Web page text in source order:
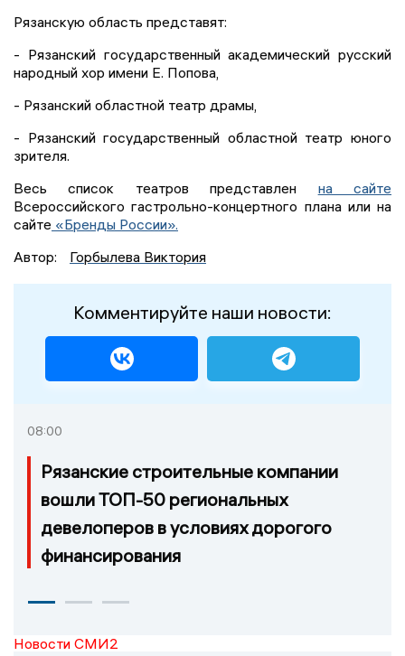
Рязанскую область представят:
- Рязанский государственный академический русский
народный хор имени Е. Попова,
- Рязанский областной театр драмы,
- Рязанский государственный областной театр юного
зрителя.
Весь список театров представлен на сайте
Всероссийского гастрольно-концертного плана или на
сайте «Бренды России».
Автор:
Горбылева Виктория
Комментируйте наши новости:
08:00
Рязанские строительные компании
вошли ТОП-50 региональных
девелоперов в условиях дорогого
финансирования
Новости СМИ2